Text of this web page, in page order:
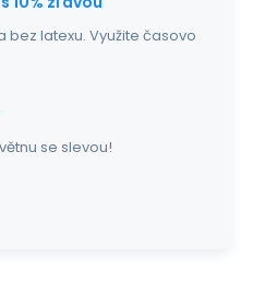
latexu. Využite časovo
se slevou!